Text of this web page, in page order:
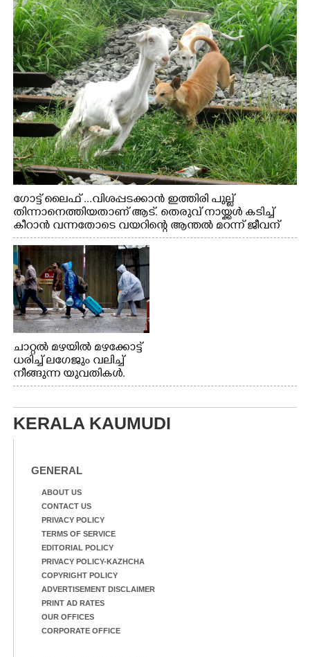
ഗോട്ട് ലൈഫ് ...വിശപ്പടക്കാൻ ഇത്തിരി പുല്ല്
തിന്നാനെത്തിയതാണ് ആട്. തെരുവ് നായ്ക്കൾ കടിച്ച്
കീറാൻ വന്നതോടെ വയറിന്റെ ആന്തൽ മറന്ന് ജീവന്
വേണ്ടിയായി ഓട്ടം. എറണാകുളം വാത്തുരുത്തിയിൽ
നിന്നുള്ള കാഴ്ച
ചാറ്റൽ മഴയിൽ മഴക്കോട്ട്
ധരിച്ച് ലഗേജും വലിച്ച്
നീങ്ങുന്ന യുവതികൾ.
എറണാകുളം മേനകയിൽ
KERALA KAUMUDI
GENERAL
ABOUT US
CONTACT US
PRIVACY POLICY
TERMS OF SERVICE
EDITORIAL POLICY
PRIVACY POLICY-KAZHCHA
COPYRIGHT POLICY
ADVERTISEMENT DISCLAIMER
PRINT AD RATES
OUR OFFICES
CORPORATE OFFICE